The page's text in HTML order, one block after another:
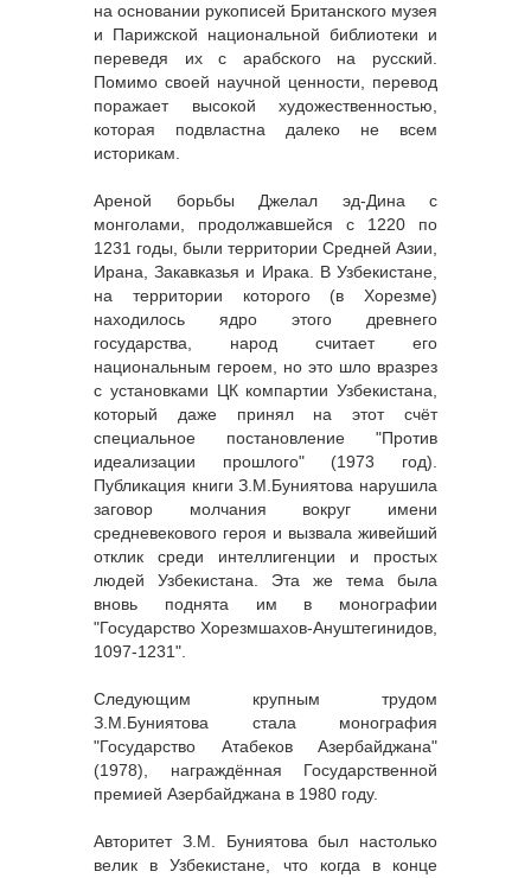
на основании рукописей Британского музея
и Парижской национальной библиотеки и
переведя их с арабского на русский.
Помимо своей научной ценности, перевод
поражает высокой художественностью,
которая подвластна далеко не всем
историкам.
Ареной борьбы Джелал эд-Дина с
монголами, продолжавшейся с 1220 по
1231 годы, были территории Средней Азии,
Ирана, Закавказья и Ирака. В Узбекистане,
на территории которого (в Хорезме)
находилось ядро этого древнего
государства, народ считает его
национальным героем, но это шло вразрез
с установками ЦК компартии Узбекистана,
который даже принял на этот счёт
специальное постановление "Против
идеализации прошлого" (1973 год).
Публикация книги З.М.Буниятова нарушила
заговор молчания вокруг имени
средневекового героя и вызвала живейший
отклик среди интеллигенции и простых
людей Узбекистана. Эта же тема была
вновь поднята им в монографии
"Государство Хорезмшахов-Ануштегинидов,
1097-1231".
Следующим крупным трудом
З.М.Буниятова стала монография
"Государство Атабеков Азербайджана"
(1978), награждённая Государственной
премией Азербайджана в 1980 году.
Авторитет З.М. Буниятова был настолько
велик в Узбекистане, что когда в конце